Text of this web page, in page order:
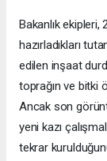
Bakanlık
hazırladıkları
edilen inşaat
toprağın ve bitki
Ancak son
yeni kazı
tekrar